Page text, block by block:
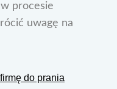
procesie
uwagę na
do prania